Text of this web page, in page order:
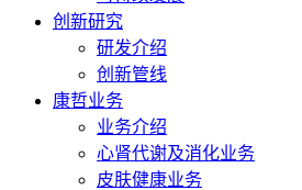
创新研究
研发介绍
创新管线
康哲业务
业务介绍
心肾代谢及消化业务
皮肤健康业务